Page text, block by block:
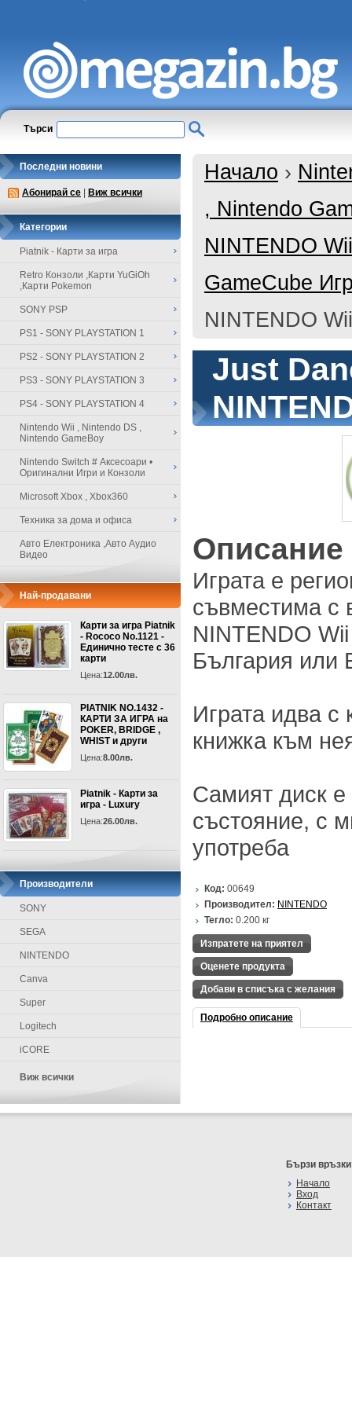
Търси
Последни новини
Абонирай се Виж всички
Категории
Piatnik - Карти за игра
Retro Конзоли ,Карти YuGiOh
,Карти Pokemon
SONY PSP
PS1 - SONY PLAYSTATION 1
PS2 - SONY PLAYSTATION 2
PS3 - SONY PLAYSTATION 3
PS4 - SONY PLAYSTATION 4
Nintendo Wii , Nintendo DS ,
Nintendo GameBoy
Nintendo Switch # Аксесоари •
Оригинални Игри и Конзоли
Microsoft Xbox , Xbox360
Техника за дома и офиса
Авто Електроника ,Авто Аудио
Видео
Най-продавани
Карти за игра Piatnik
- Rococo No.1121 -
Единично тесте с 36
карти
Цена:12.00лв.
PIATNIK NO.1432 -
КАРТИ ЗА ИГРА на
POKER, BRIDGE ,
WHIST и други
Цена:8.00лв.
Piatnik - Карти за
игра - Luxury
Цена:26.00лв.
Производители
SONY
SEGA
NINTENDO
Canva
Super
Logitech
iCORE
Виж всички
Начало ›
, Nintendo
NINTENDO
GameCube
NINTENDO Wii
Just
Описание
Играта е
съвместима с
NINTENDO
България или
Играта идва с
книжка към
Самият диск
състояние, с
употреба
Код: 00649
Производител: NINTENDO
Тегло: 0.200 кг
Изпратете на приятел
Оценете продукта
Добави в списъка с желания
Подробно описание
Бързи връзки
Начало
Вход
Контакт